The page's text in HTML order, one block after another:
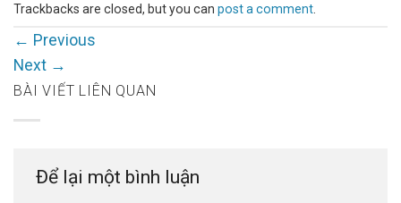
Trackbacks are closed, but you can post a comment
← Previous
Next →
BÀI VIẾT LIÊN QUAN
Để lại một bình luận